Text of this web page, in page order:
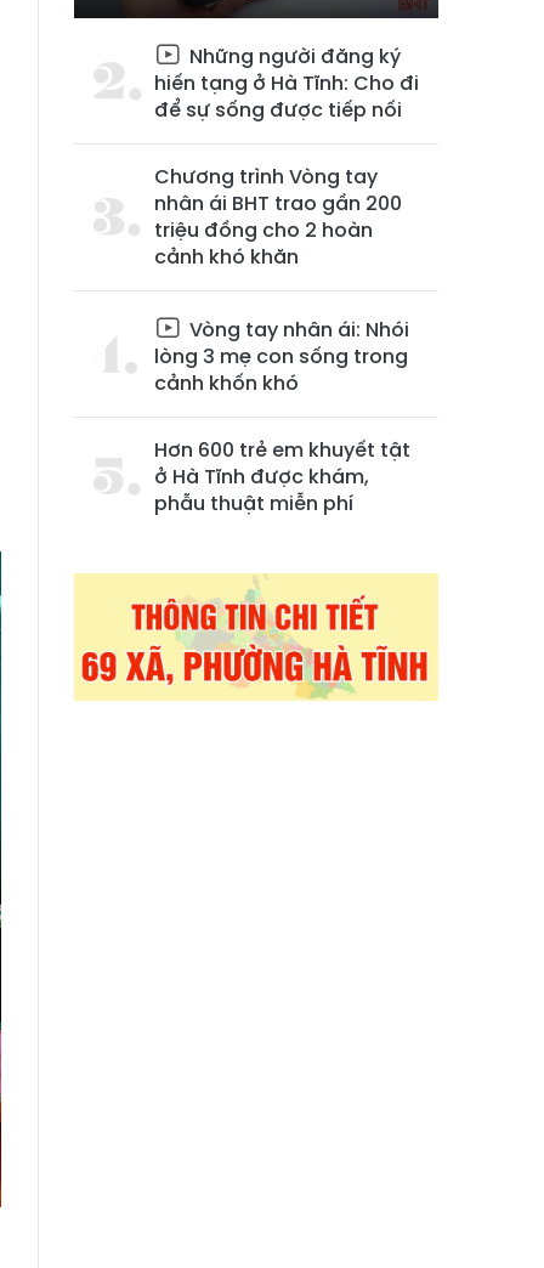
Những người đăng ký
hiến tạng ở Hà Tĩnh: Cho đi
để sự sống được tiếp nối
Chương trình Vòng tay
nhân ái BHT trao gần 200
triệu đồng cho 2 hoàn
cảnh khó khăn
Vòng tay nhân ái: Nhói
lòng 3 mẹ con sống trong
cảnh khốn khó
Hơn 600 trẻ em khuyết tật
ở Hà Tĩnh được khám,
phẫu thuật miễn phí